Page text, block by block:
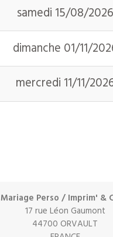
samedi 15/08/2026
dimanche 01/11/
mercredi 11/11/
Mariage Perso / Imprim' &
17 rue Léon Gaumont
44700 ORVAULT